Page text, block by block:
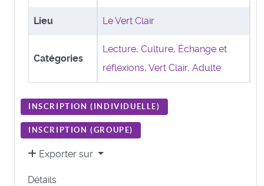
Lieu Le Vert Clair
Catégories
Lecture, Culture, Échange et
réflexions, Vert Clair, Adulte
INSCRIPTION ( INDIVIDUELLE)
INSCRIPTION (GROUPE)
Exporter sur
Détails